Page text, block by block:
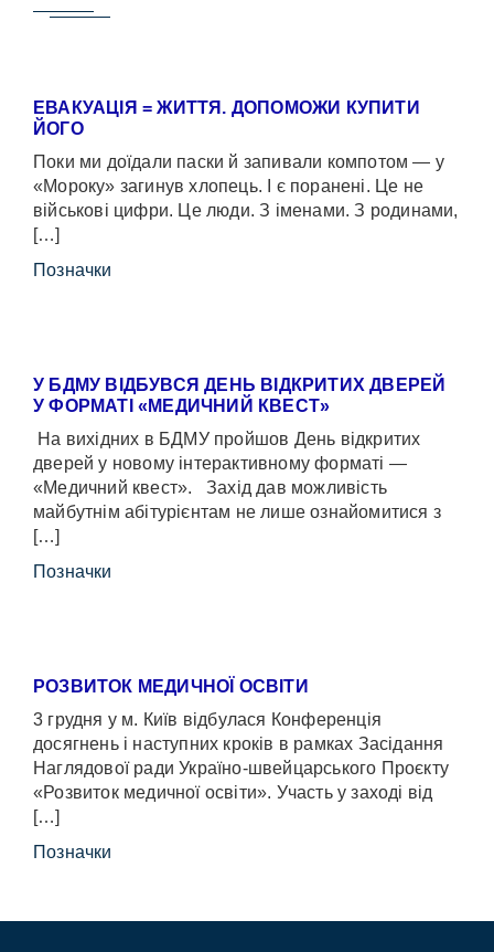
ЕВАКУАЦІЯ = ЖИТТЯ. ДОПОМОЖИ КУПИТИ
ЙОГО
Поки ми доїдали паски й запивали компотом — у
«Мороку» загинув хлопець. І є поранені. Це не
військові цифри. Це люди. З іменами. З родинами,
[…]
Позначки
У БДМУ ВІДБУВСЯ ДЕНЬ ВІДКРИТИХ ДВЕРЕЙ
У ФОРМАТІ «МЕДИЧНИЙ КВЕСТ»
На вихідних в БДМУ пройшов День відкритих
дверей у новому інтерактивному форматі —
«Медичний квест». Захід дав можливість
майбутнім абітурієнтам не лише ознайомитися з
[…]
Позначки
РОЗВИТОК МЕДИЧНОЇ ОСВІТИ
3 грудня у м. Київ відбулася Конференція
досягнень і наступних кроків в рамках Засідання
Наглядової ради Україно-швейцарського Проєкту
«Розвиток медичної освіти». Участь у заході від
[…]
Позначки